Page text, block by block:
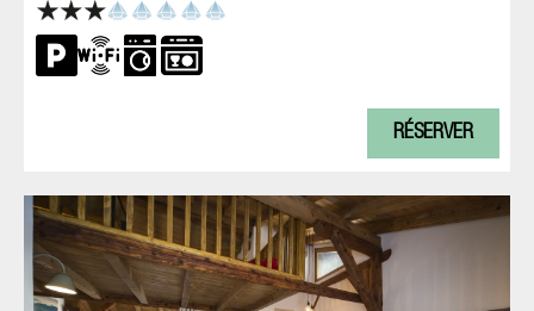
RÉSERVER